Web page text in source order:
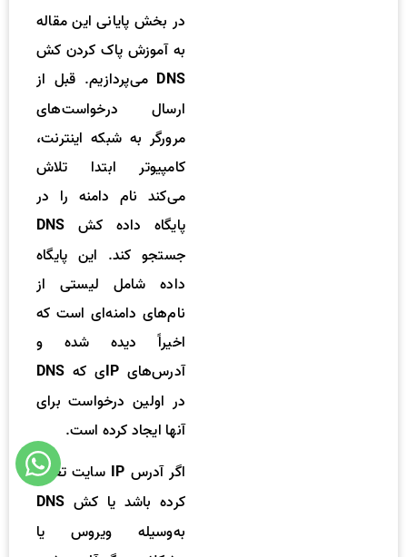
در بخش پایانی این مقاله
به آموزش پاک کردن کش
DNS می‌پردازیم. قبل از
ارسال درخواست‌های
مرورگر به شبکه اینترنت،
کامپیوتر ابتدا تلاش
می‌کند نام دامنه را در
پایگاه داده کش DNS
جستجو کند. این پایگاه
داده شامل لیستی از
نام‌های دامنه‌ای است که
اخیراً دیده شده و
آدرس‌های IPی که DNS
در اولین درخواست برای
آنها ایجاد کرده است.
اگر آدرس IP سایت تغییر
کرده باشد یا کش DNS
به‌وسیله ویروس یا